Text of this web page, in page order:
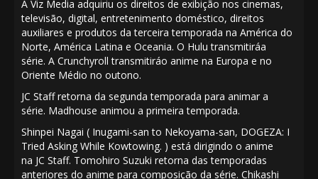
A Viz Media adquiriu os direitos de exibição nos cinemas,
televisão, digital, entretenimento doméstico, direitos
auxiliares e produtos da terceira temporada na América do
Norte, América Latina e Oceania. O Hulu transmitiráa
série. A Crunchyroll transmitiráo anime na Europa e no
Oriente Médio no outono.
JC Staffretorna da segunda temporada para animar a
série. Madhouse animou a primeira temporada.
Shinpei Nagai ( Inugami-san to Nekoyama-san, DOGEZA: I
Tried Asking While Kowtowing. ) está dirigindo o anime
na JC Staff. Tomohiro Suzuki retorna das temporadas
anteriores do anime para composição da série. Chikashi